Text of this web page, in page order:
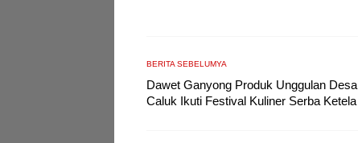
BERITA SEBELUMYA
Dawet Ganyong Produk Unggulan Desa
Caluk Ikuti Festival Kuliner Serba Ketela